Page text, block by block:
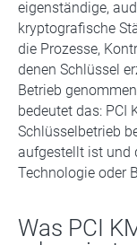
eigenständige,
kryptografische
die Prozesse,
denen Schlüssel
Betrieb
bedeutet das: PCI
Schlüsselbetrieb
aufgestellt ist und
Technologie oder
Was PCI